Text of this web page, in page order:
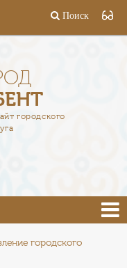
Поиск
городского
городского